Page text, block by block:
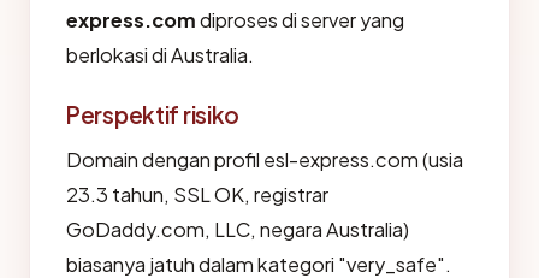
express.comdiproses di server yang
berlokasi di Australia.
Perspektif risiko
Domain dengan profil esl-express.com (usia
23.3 tahun, SSL OK, registrar
GoDaddy.com, LLC, negara Australia)
biasanya jatuh dalam kategori "very_safe".